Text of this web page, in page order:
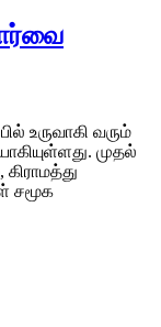
உருவாகி வரும்
முதல்
சமூக